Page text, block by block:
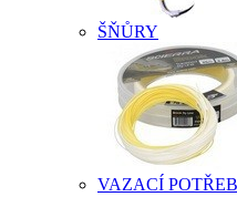
ŠŇŮRY
VAZACÍ